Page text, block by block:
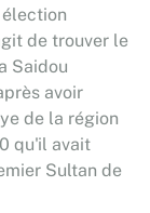
de trouver le
Saidou
avoir
de la région
qu'il avait
Sultan de